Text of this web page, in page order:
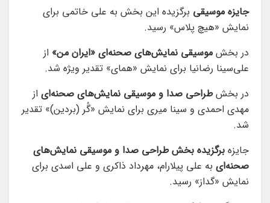
جایزه موسیقی برگزیده این بخش به علی خاتمی برای
نمایش «هیچ پلاس» رسید.
در بخش موسیقی نمایش‌های صحنه‌ای «ایران من» از
علی‌سینا رضانیا برای نمایش «همای» تقدیر ویژه شد.
در بخشطراحی صدا و موسیقی نمایش‌های صحنه‌ای از
مهدی احمدی و سینا میری برای نمایش «گُر (بردین)» تقدیر
شد.
جایزه برگزیده بخش طراحی صدا و موسیقی نمایش‌های
صحنه‌ای به علی پیلارام، مهرداد ذاکری و علی اسدی برای
نمایش «گداز» رسید.